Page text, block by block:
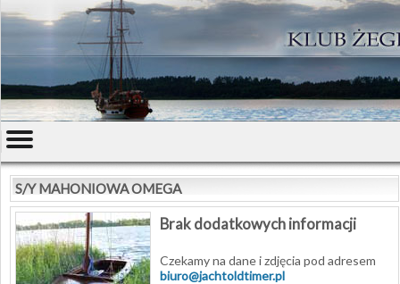
S/Y MAHONIOWA OMEGA
Brak dodatkowych informacji
Czekamy na dane i zdjęcia pod adresem
biuro@jachtoldtimer.pl